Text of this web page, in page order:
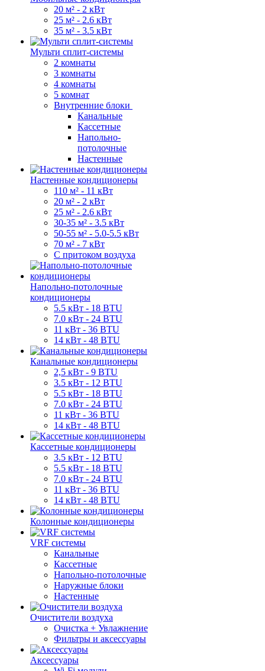
20 м² - 2 кВт
25 м² - 2.6 кВт
35 м² - 3.5 кВт
Мульти сплит-системы
2 комнаты
3 комнаты
4 комнаты
5 комнат
Внутренние блоки
Канальные
Кассетные
Напольно-
потолочные
Настенные
Настенные кондиционеры
110 м² - 11 кВт
20 м² - 2 кВт
25 м² - 2.6 кВт
30-35 м² - 3.5 кВт
50-55 м² - 5.0-5.5 кВт
70 м² - 7 кВт
С притоком воздуха
Напольно-потолочные
кондиционеры
5.5 кВт - 18 BTU
7.0 кВт - 24 BTU
11 кВт - 36 BTU
14 кВт - 48 BTU
Канальные кондиционеры
2,5 кВт - 9 BTU
3.5 кВт - 12 BTU
5.5 кВт - 18 BTU
7.0 кВт - 24 BTU
11 кВт - 36 BTU
14 кВт - 48 BTU
Кассетные кондиционеры
3.5 кВт - 12 BTU
5.5 кВт - 18 BTU
7.0 кВт - 24 BTU
11 кВт - 36 BTU
14 кВт - 48 BTU
Колонные кондиционеры
VRF системы
Канальные
Кассетные
Напольно-потолочные
Наружные блоки
Настенные
Очистители воздуха
Очистка + Увлажнение
Фильтры и аксессуары
Аксессуары